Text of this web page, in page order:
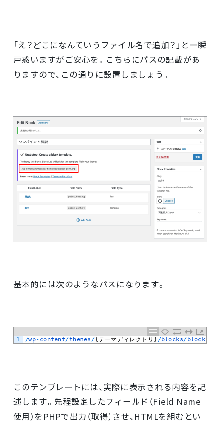
「え？どこになんていうファイル名で追加？」と一瞬
戸惑いますがご安心を。こちらにパスの記載があ
りますので、この通りに設置しましょう。
基本的には次のようなパスになります。
1 /wp- content/themes /{ テーマディレクトリ } /blocks/ block
このテンプレートには、実際に表示される内容を記
述します。先程設定したフィールド（Field Name
使用）をPHPで出力（取得）させ、HTMLを組むとい